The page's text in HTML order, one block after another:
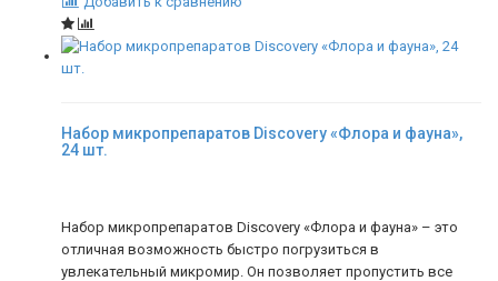
Набор микропрепаратов Discovery «Флора и фауна»,
24 шт.
Набор микропрепаратов Discovery «Флора и фауна» – это
отличная возможность быстро погрузиться в
увлекательный микромир. Он позволяет пропустить все